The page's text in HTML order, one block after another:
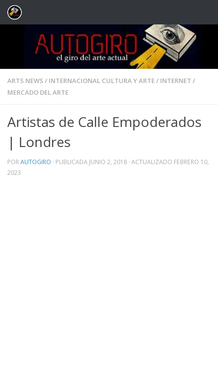
Saltar al contenido
ARTS NEWS / INTERNACIONAL CULTURA Y ARTE/ INTERNET /
MERCADO DEL ARTE
Artistas de Calle Empoderados
| Londres
PORAUTOGIRO · PUBLICADA JUNIO 2, 2018 · ACTUALIZADO FEBRERO 10,
2023